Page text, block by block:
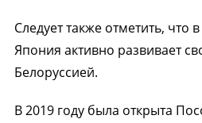
Следует также отметить, что
Япония активно развивает
Белоруссией.
В 2019 году была открыта